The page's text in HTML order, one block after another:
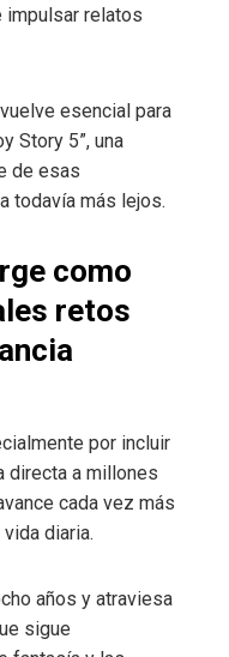
impulsar relatos
esencial para
Story 5”, una
de esas
todavía más lejos.
como
retos
por incluir
directa a millones
cada vez más
diaria.
años y atraviesa
sigue